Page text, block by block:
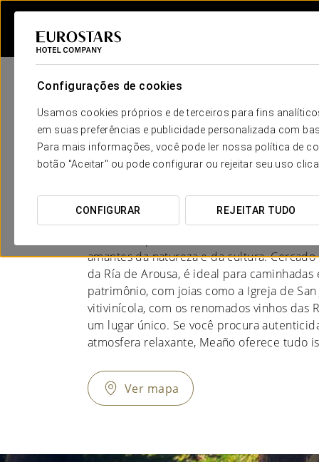
Configurações de cookies
Usamos cookies próprios e de terceiros para fins
em suas preferências e publicidade personalizada com
Para mais informações, você pode ler nossa política de
botão "Aceitar" ou pode configurar ou rejeitar seu uso
CONFIGURAR REJEITAR TUDO
Hotéis em
O CORAÇÃO VERDE DA GALÍCIA
amantes da natureza e da cultura.
da Ría de Arousa, é ideal para
patrimônio, com joias como a Igreja de
vitivinícola, com os renomados vinhos das
um lugar único. Se você procura
atmosfera relaxante, Meaño oferece tudo
Ver mapa